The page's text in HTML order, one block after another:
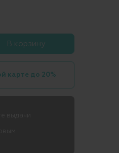
В корзину
карте до 20%